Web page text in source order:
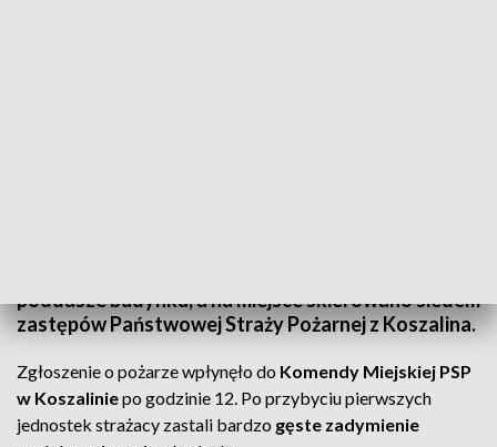
poddasze budynku, a na miejsce skierowano siedem
zastępów Państwowej Straży Pożarnej z Koszalina.
Zgłoszenie o pożarze wpłynęło do Komendy Miejskiej PSP
w Koszaliniepo godzinie 12. Po przybyciu pierwszych
jednostek strażacy zastali bardzo gęste zadymienie